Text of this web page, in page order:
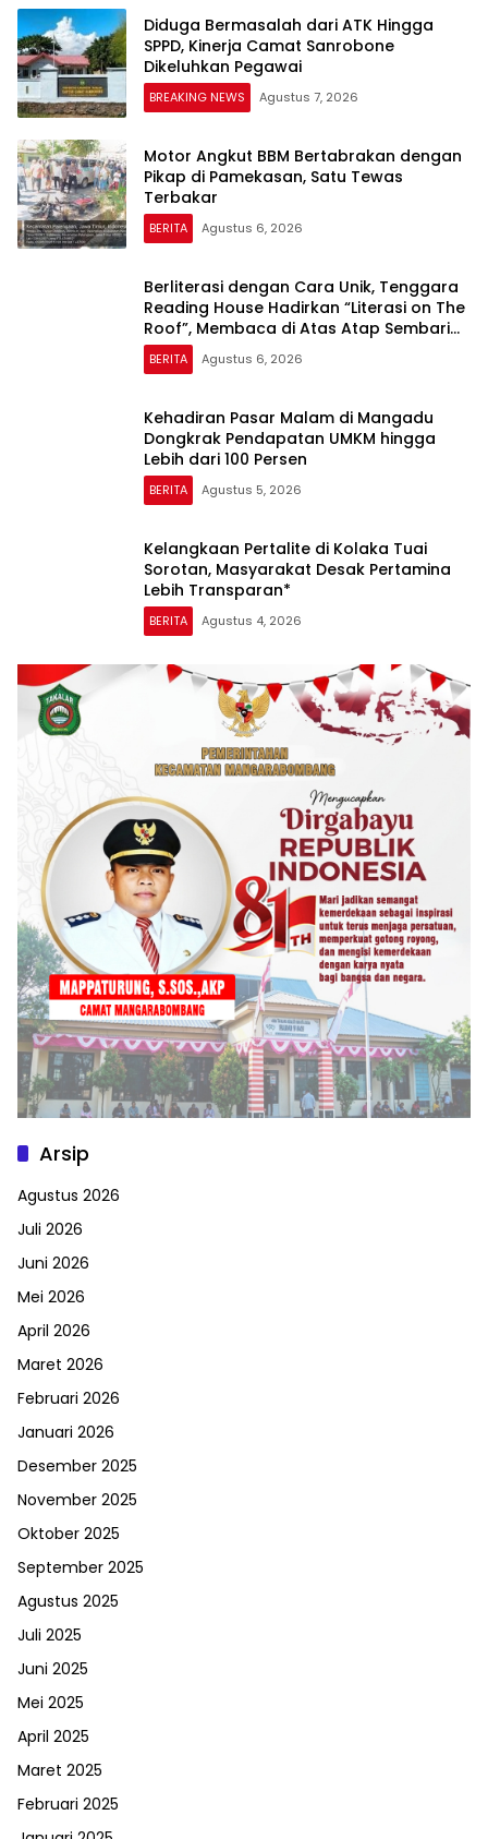
Diduga Bermasalah dari ATK Hingga
SPPD, Kinerja Camat Sanrobone
Dikeluhkan Pegawai
BREAKING NEWS Agustus 7, 2026
Motor Angkut BBM Bertabrakan dengan
Pikap di Pamekasan, Satu Tewas
Terbakar
BERITA Agustus 6, 2026
Berliterasi dengan Cara Unik, Tenggara
Reading House Hadirkan “Literasi on The
Roof”, Membaca di Atas Atap Sembari
Menikmati Senja
BERITA Agustus 6, 2026
Kehadiran Pasar Malam di Mangadu
Dongkrak Pendapatan UMKM hingga
Lebih dari 100 Persen
BERITA Agustus 5, 2026
Kelangkaan Pertalite di Kolaka Tuai
Sorotan, Masyarakat Desak Pertamina
Lebih Transparan*
BERITA Agustus 4, 2026
Arsip
Agustus 2026
Juli 2026
Juni 2026
Mei 2026
April 2026
Maret 2026
Februari 2026
Januari 2026
Desember 2025
November 2025
Oktober 2025
September 2025
Agustus 2025
Juli 2025
Juni 2025
Mei 2025
April 2025
Maret 2025
Februari 2025